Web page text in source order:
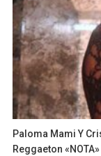
Paloma Mami Y
Reggaeton «NOTA»